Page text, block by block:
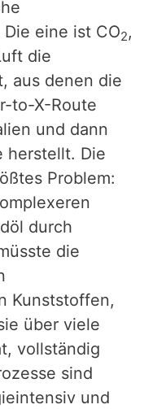
eine ist CO2,
die
aus denen die
to-X-Route
und dann
herstellt. Die
Problem:
durch
die
Kunststoffen,
über viele
vollständig
sind
und